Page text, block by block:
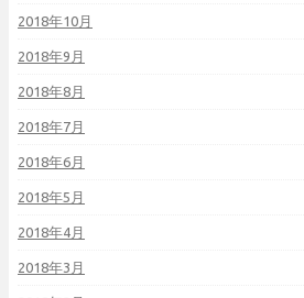
2018年10月
2018年9月
2018年8月
2018年7月
2018年6月
2018年5月
2018年4月
2018年3月